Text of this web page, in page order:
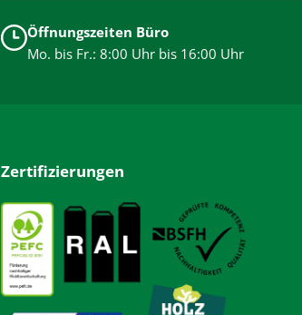
Öffnungszeiten Büro
Mo. bis Fr.: 8:00 Uhr bis 16:00 Uhr
Zertifizierungen